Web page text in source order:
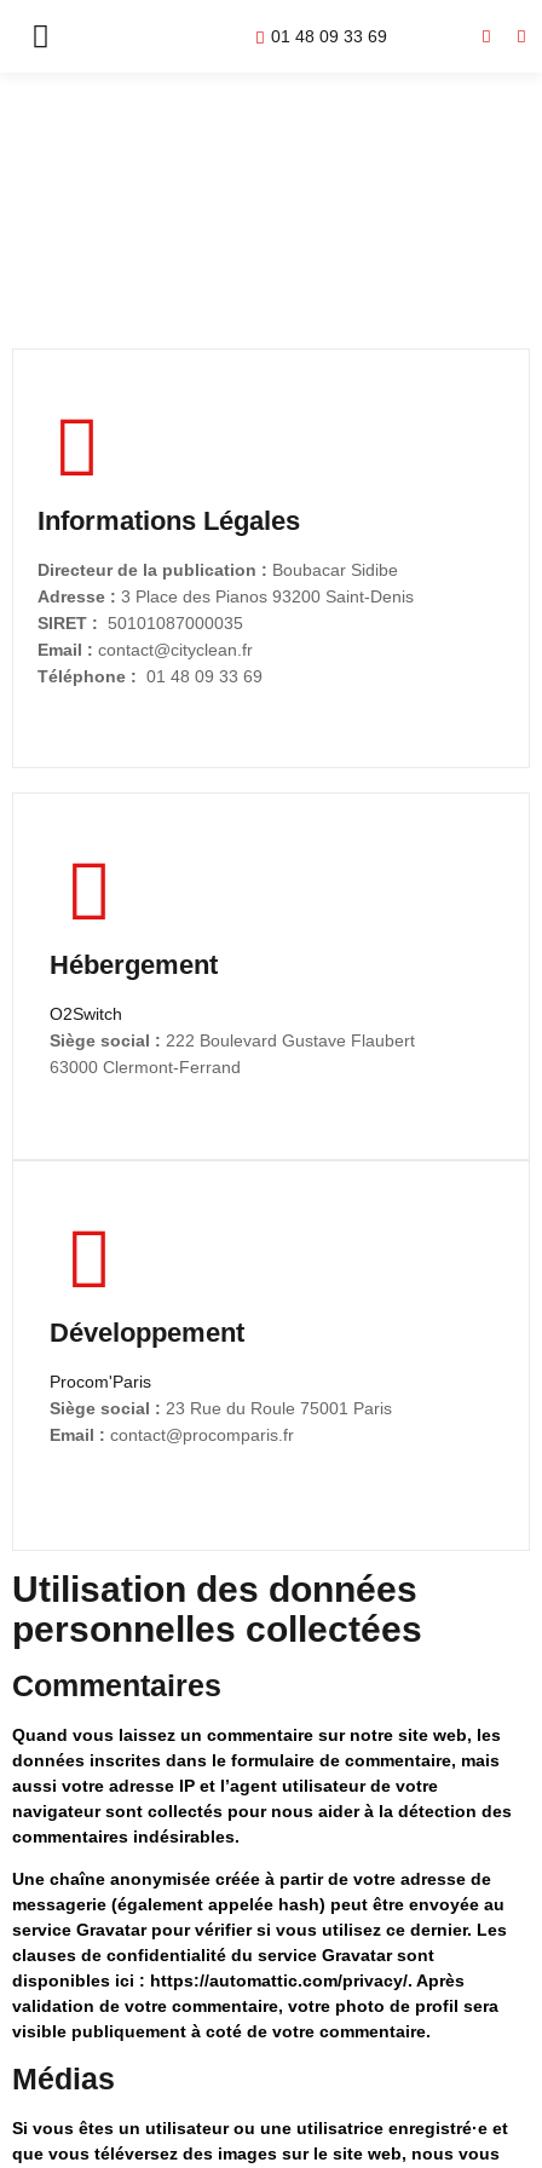
01 48 09 33 69
Informations Légales
Directeur de la publication : Boubacar Sidibe
Adresse : 3 Place des Pianos 93200 Saint-Denis
SIRET :
50101087000035
Email : contact@cityclean.fr
Téléphone : 01 48 09 33 69
Hébergement
O2Switch
Siège social : 222 Boulevard Gustave Flaubert
63000 Clermont-Ferrand
Développement
Procom'Paris
Siège social : 23 Rue du Roule 75001 Paris
Email : contact@procomparis.fr
Utilisation des données
personnelles collectées
Commentaires
Quand vous laissez un commentaire sur notre site web, les
données inscrites dans le formulaire de commentaire, mais
aussi votre adresse IP et l’agent utilisateur de votre
navigateur sont collectés pour nous aider à la détection des
commentaires indésirables.
Une chaîne anonymisée créée à partir de votre adresse de
messagerie (également appelée hash) peut être envoyée au
service Gravatar pour vérifier si vous utilisez ce dernier. Les
clauses de confidentialité du service Gravatar sont
disponibles ici : https://automattic.com/privacy/. Après
validation de votre commentaire, votre photo de profil sera
visible publiquement à coté de votre commentaire.
Médias
Si vous êtes un utilisateur ou une utilisatrice enregistré·e et
que vous téléversez des images sur le site web, nous vous